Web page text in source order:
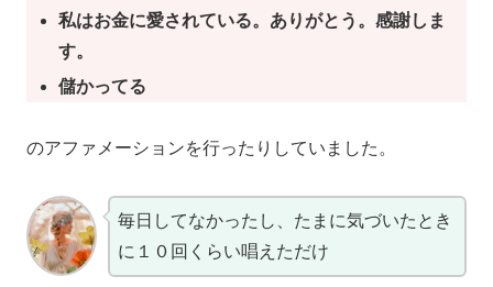
私はお金に愛されている。ありがとう。感謝しま
す。
儲かってる
のアファメーションを行ったりしていました。
毎日してなかったし、たまに気づいたとき
に１０回くらい唱えただけ